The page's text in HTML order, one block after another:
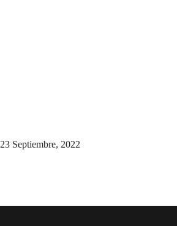
23 Septiembre, 2022